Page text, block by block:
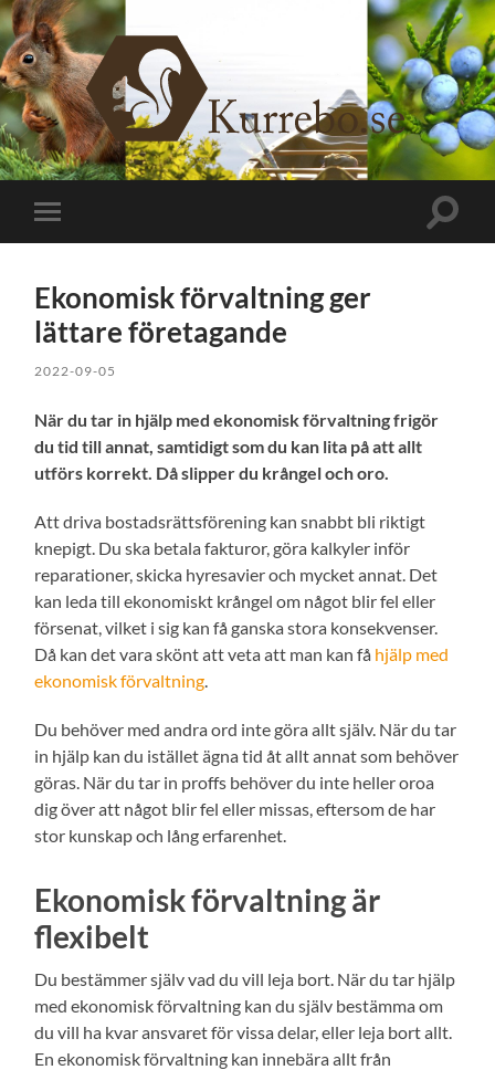
Kurrebo.se
Slå
på/av
Slå
Ekonomisk förvaltning ger
lättare företagande
2022-09-05
När du tar in hjälp med ekonomisk förvaltning frigör
du tid till annat, samtidigt som du kan lita på att allt
utförs korrekt. Då slipper du krångel och oro.
Att driva bostadsrättsförening kan snabbt bli riktigt
knepigt. Du ska betala fakturor, göra kalkyler inför
reparationer, skicka hyresavier och mycket annat. Det
kan leda till ekonomiskt krångel om något blir fel eller
försenat, vilket i sig kan få ganska stora konsekvenser.
Då kan det vara skönt att veta att man kan få hjälp med
ekonomisk förvaltning
Du behöver med andra ord inte göra allt själv. När du tar
in hjälp kan du istället ägna tid åt allt annat som behöver
göras. När du tar in proffs behöver du inte heller oroa
dig över att något blir fel eller missas, eftersom de har
stor kunskap och lång erfarenhet.
Ekonomisk förvaltning är
flexibelt
Du bestämmer själv vad du vill leja bort. När du tar hjälp
med ekonomisk förvaltning kan du själv bestämma om
du vill ha kvar ansvaret för vissa delar, eller leja bort allt.
En ekonomisk förvaltning kan innebära allt från